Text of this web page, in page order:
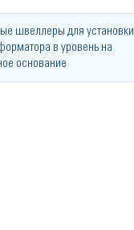
швеллеры для установки
в уровень на
основание